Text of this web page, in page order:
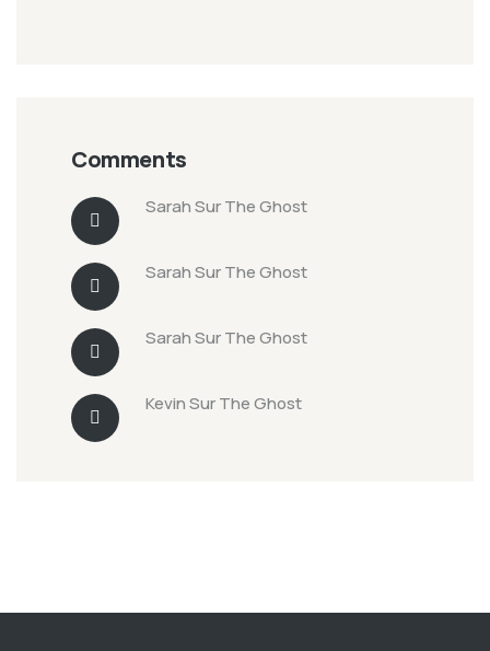
Comments
SarahSurThe Ghost
SarahSurThe Ghost
SarahSurThe Ghost
KevinSurThe Ghost